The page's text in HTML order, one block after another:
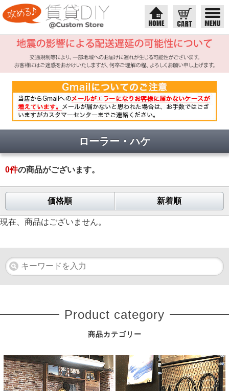
ローラー・ハケ
0件の商品がございます。
価格順 新着順
現在、商品はございません。
Product category
商品カテゴリー